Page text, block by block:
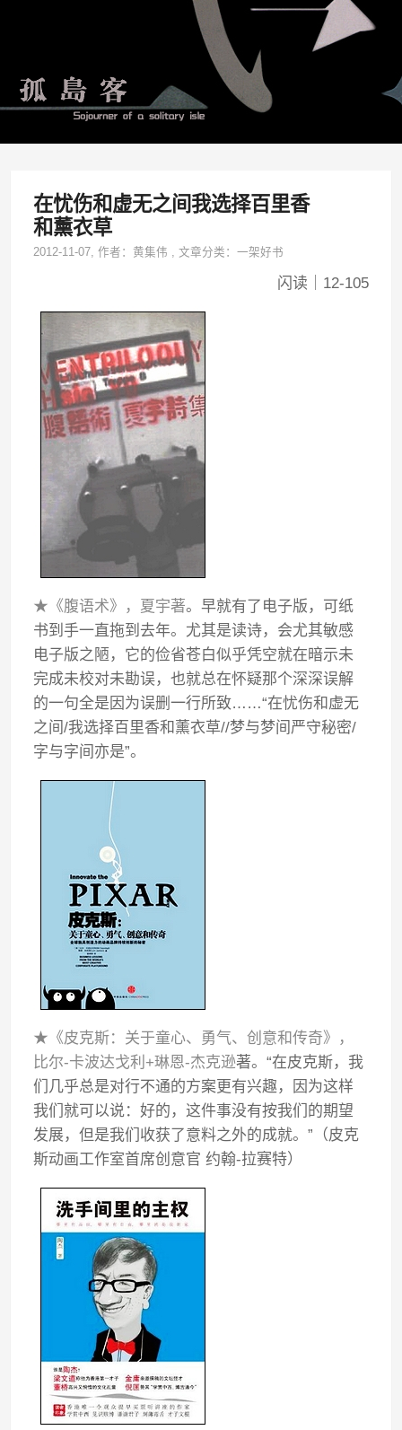
在忧伤和虚无之间我选择百里香
和薰衣草
2012-11-07, 作者：黄集伟 ,文章分类：一架好书
闪读｜12-105
★《腹语术》，夏宇著。早就有了电子版，可纸
书到手一直拖到去年。尤其是读诗，会尤其敏感
电子版之陋，它的俭省苍白似乎凭空就在暗示未
完成未校对未勘误，也就总在怀疑那个深深误解
的一句全是因为误删一行所致……“在忧伤和虚无
之间/我选择百里香和薰衣草//梦与梦间严守秘密/
字与字间亦是”。
★《皮克斯：关于童心、勇气、创意和传奇》，
比尔-卡波达戈利+琳恩-杰克逊著。“在皮克斯，我
们几乎总是对行不通的方案更有兴趣，因为这样
我们就可以说：好的，这件事没有按我们的期望
发展，但是我们收获了意料之外的成就。”（皮克
斯动画工作室首席创意官 约翰-拉赛特）